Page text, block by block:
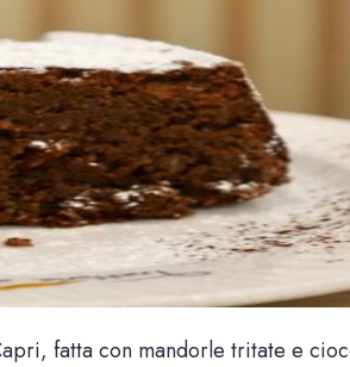
fatta con mandorle tritate e